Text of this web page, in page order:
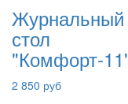
Журнальный
стол
"Комфорт-
2 850 руб